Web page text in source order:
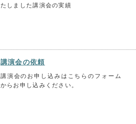
たしました講演会の実績
講演会の依頼
講演会のお申し込みはこちらのフォーム
からお申し込みください。